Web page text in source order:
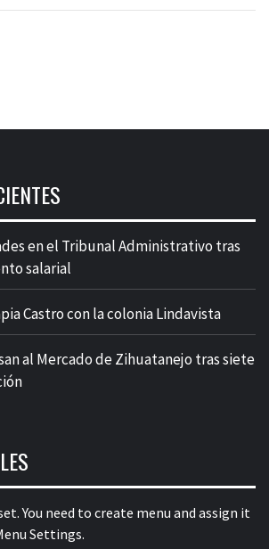
en el Tribunal Administrativo tras
salarial
Castro con la colonia Lindavista
al Mercado de Zihuatanejo tras siete
You need to create menu and assign it
Settings.